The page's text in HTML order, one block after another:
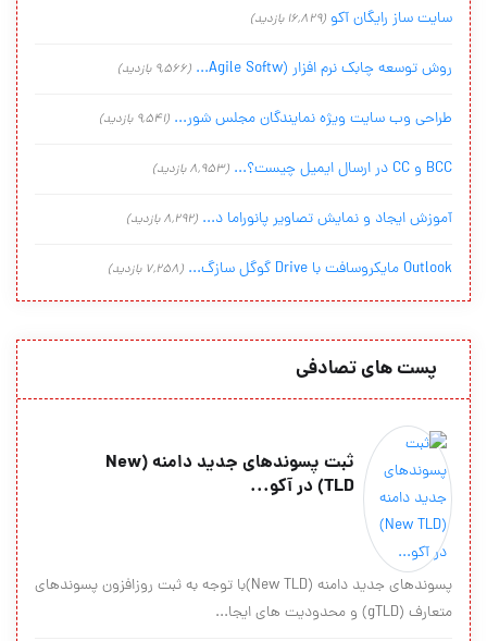
سایت ساز رایگان آکو (16,829 بازدید)
روش توسعه چابک نرم افزار (Agile Softw... (9,566 بازدید)
طراحی وب سایت ویژه نمایندگان مجلس شور... (9,541 بازدید)
BCC و CC در ارسال ایمیل چیست؟... (8,953 بازدید)
آموزش ایجاد و نمایش تصاویر پانوراما د... (8,292 بازدید)
Outlook مایکروسافت با Drive گوگل سازگ... (7,258 بازدید)
پست های تصادفی
ثبت پسوندهای جدید دامنه (New
TLD) در آکو...
پسوندهای جدید دامنه (New TLD)با توجه به ثبت روزافزون پسوندهای
متعارف (gTLD) و محدودیت های ایجا...